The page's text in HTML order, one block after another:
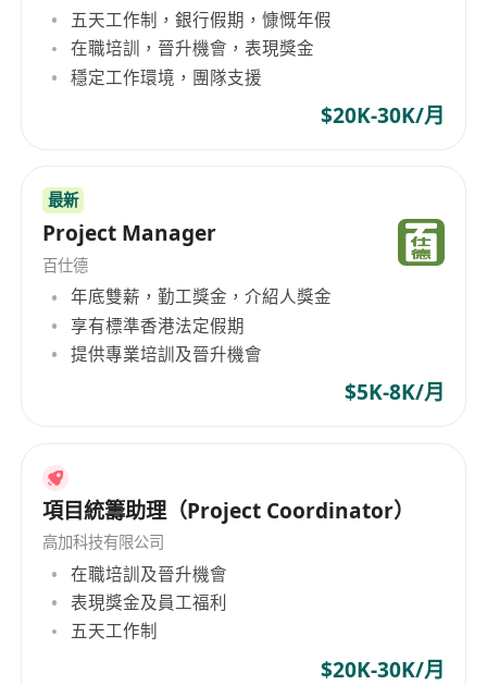
五天工作制，銀行假期，慷慨年假
在職培訓，晉升機會，表現獎金
穩定工作環境，團隊支援
$20K-30K/月
最新
Project Manager
百仕德
年底雙薪，勤工獎金，介紹人獎金
享有標準香港法定假期
提供專業培訓及晉升機會
$5K-8K/月
項目統籌助理（Project Coordinator）
高加科技有限公司
在職培訓及晉升機會
表現獎金及員工福利
五天工作制
$20K-30K/月